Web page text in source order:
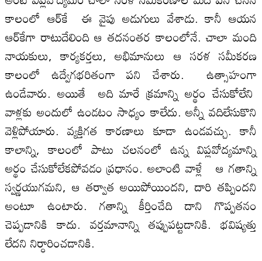
కాలంలో ఆర్‌కే ఈ వైపు అడుగులు వేశాడు. కానీ ఆయన
ఆర్‌కేగా రాటుదేలింది ఆ తదనంతర కాలంలోనే. చాలా మంది
నాయకులు, కార్యకర్తలు, అభిమానులు ఆ సరళ సమీకరణ
కాలంలో ఉద్వేగభరితంగా పని చేశారు. ఉత్సాహంగా
ఉండేవారు. అయితే అది మారే క్రమాన్ని అర్థం చేసుకోలేని
వాళ్లకు అందులో ఉండ‌టం సాధ్యం కాలేదు. అన్నీ వదిలేసుకొని
వెళ్లిపోయారు. వ్య‌క్తిగ‌త కార‌ణాలు కూడా ఉండ‌వ‌చ్చు. కానీ
కాలాన్ని, కాలంలో పాటు చ‌ల‌నంలో ఉన్న విప్ల‌వోద్య‌మాన్ని
అర్థం చేసుకోలేక‌పోవ‌డం ప్ర‌ధానం. అలాంటి వాళ్లే ఆ గతాన్ని
స్వర్ణయుగమని, ఆ తర్వాత అయిపోయిందని, దారి తప్పిందని
అంటూ ఉంటారు. గ‌తాన్ని కీర్తించేది దాని గొప్ప‌త‌నం
చెప్ప‌డానికి కాదు. వ‌ర్త‌మానాన్ని త‌ప్పుప‌ట్ట‌డానికి. భ‌విష్య‌త్తు
లేద‌ని నిర్ధారించ‌డానికి.